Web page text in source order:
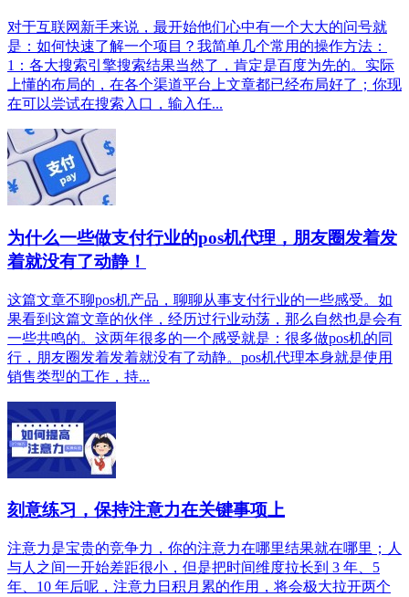
对于互联网新手来说，最开始他们心中有一个大大的问号就
是：如何快速了解一个项目？我简单几个常用的操作方法：
1：各大搜索引擎搜索结果当然了，肯定是百度为先的。实际
上懂的布局的，在各个渠道平台上文章都已经布局好了；你现
在可以尝试在搜索入口，输入任...
为什么一些做支付行业的pos机代理，朋友圈发着发
着就没有了动静！
这篇文章不聊pos机产品，聊聊从事支付行业的一些感受。如
果看到这篇文章的伙伴，经历过行业动荡，那么自然也是会有
一些共鸣的。这两年很多的一个感受就是：很多做pos机的同
行，朋友圈发着发着就没有了动静。pos机代理本身就是使用
销售类型的工作，持...
刻意练习，保持注意力在关键事项上
注意力是宝贵的竞争力，你的注意力在哪里结果就在哪里；人
与人之间一开始差距很小，但是把时间维度拉长到 3 年、5
年、10 年后呢，注意力日积月累的作用，将会极大拉开两个